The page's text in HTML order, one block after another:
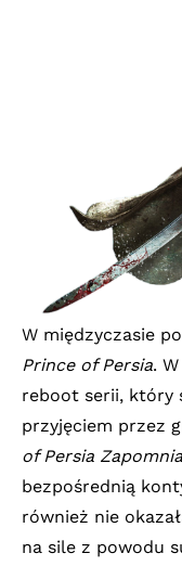
W międzyczasie
Prince of Persia.
reboot serii, który
przyjęciem przez
of Persia
bezpośrednią
również nie
na sile z powodu